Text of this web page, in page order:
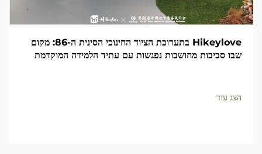
Hikeylove בתערוכת הציוד החינוכי הסינית ה-86: מקום
שבו סביבות מחושבות נפגשות עם עתיד הלמידה המוקדמת
הצג עוד